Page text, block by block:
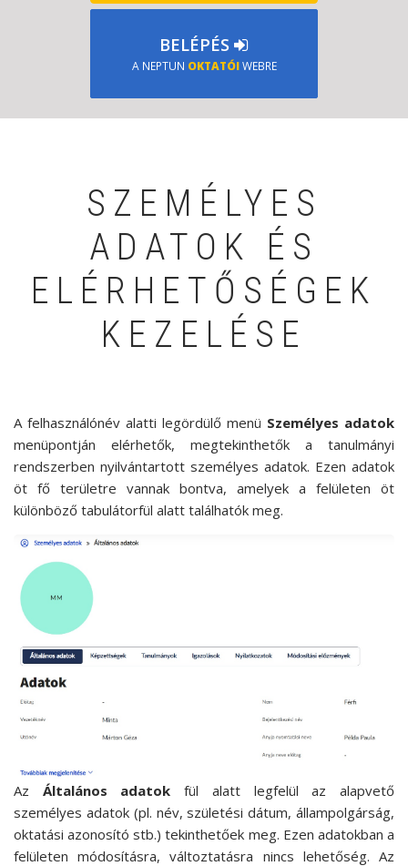
BELÉPÉS
A NEPTUN OKTATÓIWEBRE
SZEMÉLYES
ADATOK ÉS
ELÉRHETŐSÉGEK
KEZELÉSE
A felhasználónév alatti legördülő menü Személyes adatok
menüpontján elérhetők, megtekinthetők a tanulmányi
rendszerben nyilvántartott személyes adatok. Ezen adatok
öt fő területre vannak bontva, amelyek a felületen öt
különböző tabulátorfül alatt találhatók meg.
Az Általános adatok fül alatt legfelül az alapvető
személyes adatok (pl. név, születési dátum, állampolgárság,
oktatási azonosító stb.) tekinthetőek meg. Ezen adatokban a
felületen módosításra, változtatásra nincs lehetőség. Az